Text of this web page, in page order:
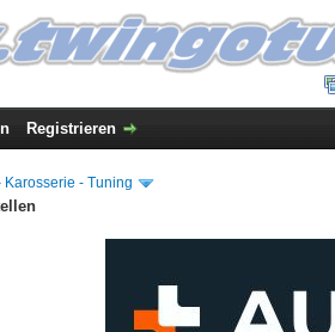
Registrieren
Karosserie - Tuning